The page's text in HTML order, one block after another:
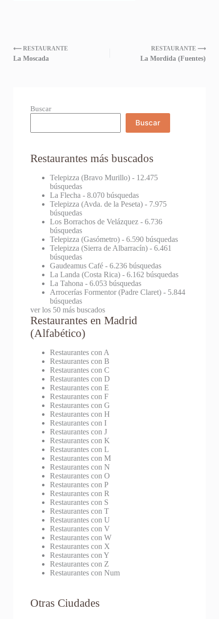
⟵ RESTAURANTE
La Moscada
RESTAURANTE ⟶
La Mordida (Fuentes)
Buscar
Buscar
Restaurantes más buscados
Telepizza (Bravo Murillo)- 12.475
búsquedas
La Flecha - 8.070 búsquedas
Telepizza (Avda. de la Peseta)- 7.975
búsquedas
Los Borrachos de Velázquez- 6.736
búsquedas
Telepizza (Gasómetro)- 6.590 búsquedas
Telepizza (Sierra de Albarracín)- 6.461
búsquedas
Gaudeamus Café- 6.236 búsquedas
La Landa (Costa Rica)- 6.162 búsquedas
La Tahona - 6.053 búsquedas
Arrocerías Formentor (Padre Claret)- 5.844
búsquedas
ver los 50 más buscados
Restaurantes en Madrid
(Alfabético)
Restaurantes con A
Restaurantes con B
Restaurantes con C
Restaurantes con D
Restaurantes con E
Restaurantes con F
Restaurantes con G
Restaurantes con H
Restaurantes con I
Restaurantes con J
Restaurantes con K
Restaurantes con L
Restaurantes con M
Restaurantes con N
Restaurantes con O
Restaurantes con P
Restaurantes con R
Restaurantes con S
Restaurantes con T
Restaurantes con U
Restaurantes con V
Restaurantes con W
Restaurantes con X
Restaurantes con Y
Restaurantes con Z
Restaurantes con Num
Otras Ciudades